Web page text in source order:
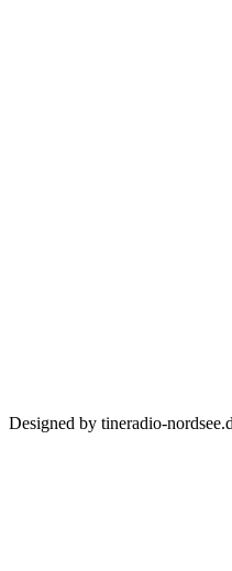
Designed by tineradio-